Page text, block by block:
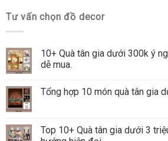
Tư vấn chọn đồ decor
10+ Quà tân gia dưới 300k ý
dễ mua.
Tổng hợp 10 món quà tân gia
Top 10+ Quà tân gia dưới 3